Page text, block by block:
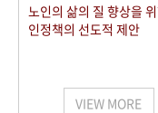
노인의 삶의 질 향상을
인정책의 선도적 제안
VIEW MORE